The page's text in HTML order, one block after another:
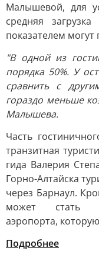
Малышевой, для
средняя
показателем могут
"В одной из
порядка 50%. У
сравнить с
гораздо меньше
Малышева.
Часть
транзитная
гида Валерия
Горно-Алтайска
через Барнаул.
может стать
аэропорта,
Подробнее